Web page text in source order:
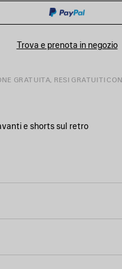
ACQUISTI
Trova e prenota in negozio
GRATUITA, RESI GRATUITI
e shorts sul retro
Balenciaga
Balenciaga in pelle grigia sul